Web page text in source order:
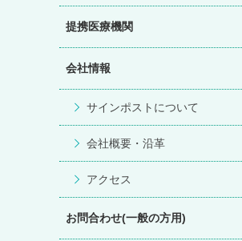
提携医療機関
会社情報
サインポストについて
会社概要・沿革
アクセス
お問合わせ(一般の方用)